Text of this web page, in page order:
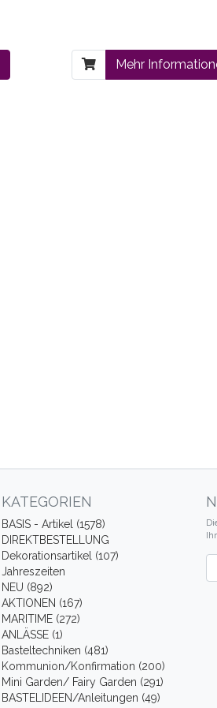
Mehr
KATEGORIEN
BASIS - Artikel (1578)
DIREKTBESTELLUNG
Dekorationsartikel (107)
Jahreszeiten
NEU (892)
AKTIONEN (167)
MARITIME (272)
ANLÄSSE (1)
Basteltechniken (481)
Kommunion/Konfirmation (200)
Mini Garden/ Fairy Garden (291)
BASTELIDEEN/Anleitungen (49)